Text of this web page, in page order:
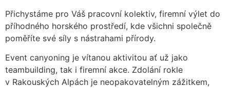
Přichystáme pro Váš pracovní kolektiv, firemní výlet do
příhodného horského prostředí, kde všichni společně
poměříte své síly s nástrahami přírody.
Event canyoning je vítanou aktivitou ať už jako
teambuilding, tak i firemní akce. Zdolání rokle
v Rakouských Alpách je neopakovatelným zážitkem,